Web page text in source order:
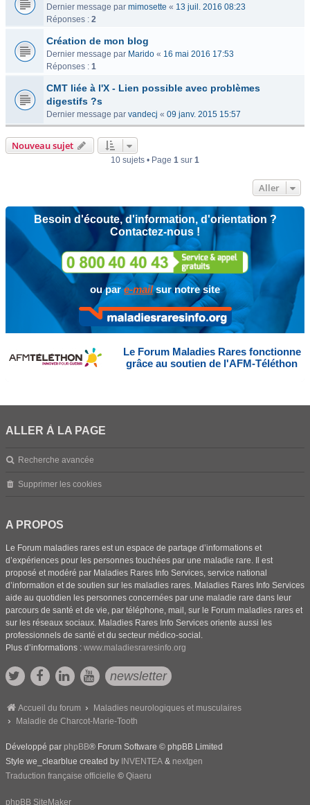
Dernier message par mimosette « 13 juil. 2016 08:23
Réponses : 2
Création de mon blog
Dernier message par Marido « 16 mai 2016 17:53
Réponses : 1
CMT liée à l'X - Lien possible avec problèmes
digestifs ?s
Dernier message par vandecj « 09 janv. 2015 15:57
Nouveau sujet
10 sujets • Page 1 sur 1
Aller
Besoin d'écoute, d'information, d'orientation ?
Contactez-nous !
ou pare-mailsur notre site
Le Forum Maladies Rares fonctionne
grâce au soutien de l'AFM-Téléthon
ALLER À LA PAGE
Recherche avancée
Supprimer les cookies
A PROPOS
Le Forum maladies rares est un espace de partage d’informations et
d’expériences pour les personnes touchées par une maladie rare. Il est
proposé et modéré par Maladies Rares Info Services, service national
d’information et de soutien sur les maladies rares. Maladies Rares Info Services
aide au quotidien les personnes concernées par une maladie rare dans leur
parcours de santé et de vie, par téléphone, mail, sur le Forum maladies rares et
sur les réseaux sociaux. Maladies Rares Info Services oriente aussi les
professionnels de santé et du secteur médico-social.
Plus d’informations : www.maladiesraresinfo.org
newsletter
Accueil du forum
Maladies neurologiques et musculaires
Maladie de Charcot-Marie-Tooth
Développé par phpBB® Forum Software © phpBB Limited
Style we_clearblue created by INVENTEA & nextgen
Traduction française officielle © Qiaeru
phpBB SiteMaker